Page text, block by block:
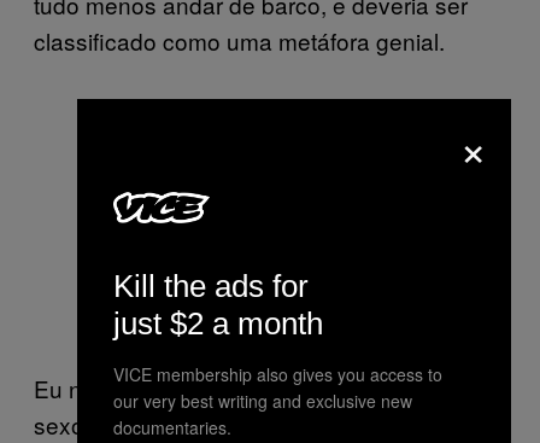
classificado como uma metáfora genial.
Eu não sabia que essa música era sobre
sexo até ter uns 15 anos, aí a letra começou
×
Kill the ads for
just $2 a month
VICE membership also gives you access to
our very best writing and exclusive new
documentaries.